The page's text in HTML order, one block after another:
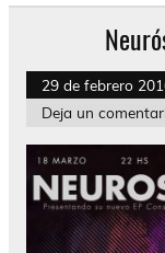
29 de febrero
Deja un